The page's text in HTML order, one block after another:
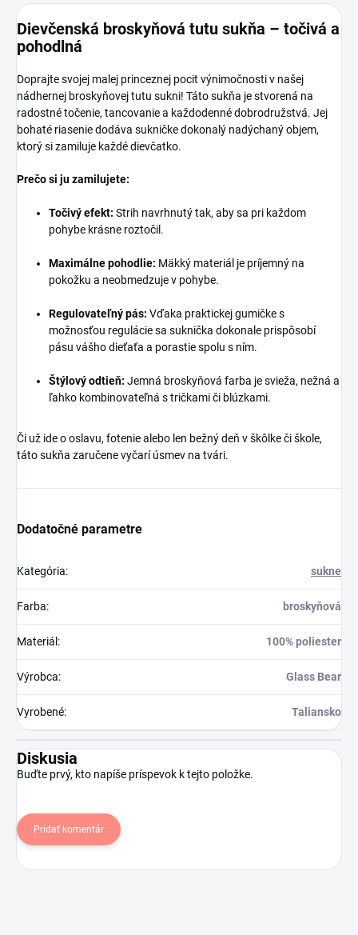
Dievčenská broskyňová tutu sukňa – točivá a
pohodlná
Doprajte svojej malej princeznej pocit výnimočnosti v našej
nádhernej broskyňovej tutu sukni! Táto sukňa je stvorená na
radostné točenie, tancovanie a každodenné dobrodružstvá. Jej
bohaté riasenie dodáva sukničke dokonalý nadýchaný objem,
ktorý si zamiluje každé dievčatko.
Prečo si ju zamilujete:
Točivý efekt: Strih navrhnutý tak, aby sa pri každom
pohybe krásne roztočil.
Maximálne pohodlie: Mäkký materiál je príjemný na
pokožku a neobmedzuje v pohybe.
Regulovateľný pás: Vďaka praktickej gumičke s
možnosťou regulácie sa suknička dokonale prispôsobí
pásu vášho dieťaťa a porastie spolu s ním.
Štýlový odtieň: Jemná broskyňová farba je svieža, nežná a
ľahko kombinovateľná s tričkami či blúzkami.
Či už ide o oslavu, fotenie alebo len bežný deň v škôlke či škole,
táto sukňa zaručene vyčarí úsmev na tvári.
Dodatočné parametre
Kategória: sukne
Farba: broskyňová
Materiál : 100% poliester
Výrobca: Glass Bear
Vyrobené: Taliansko
Diskusia
Buďte prvý, kto napíše príspevok k tejto položke.
Pridať komentár